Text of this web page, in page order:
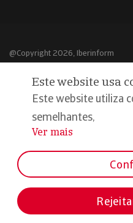
@Copyright 2026, Iberinform
Aviso legal
Política de cookies
Declaração de privacidade
Este website usa
Este website utiliza
semelhantes,
...
Ver mais